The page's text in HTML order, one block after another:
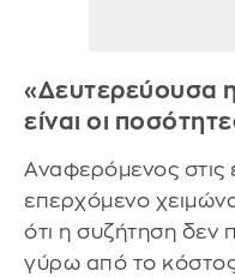
«Δευτερεύουσα
είναι οι
Αναφερόμενος στις
επερχόμενο
ότι η συζήτηση δεν
γύρω από το